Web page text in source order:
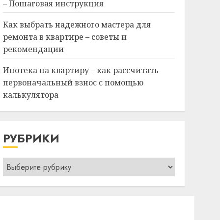
– Пошаговая инструкция
Как выбрать надежного мастера для
ремонта в квартире – советы и
рекомендации
Ипотека на квартиру – как рассчитать
первоначальный взнос с помощью
калькулятора
РУБРИКИ
Рубрики